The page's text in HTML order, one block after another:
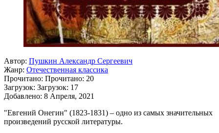
Автор: Пушкин Александр Сергеевич
Жанр: Отечественная классика
Прочитано: Прочитано: 20
Загрузок: Загрузок: 17
Добавлено: 8 Апреля, 2021
"Евгений Онегин" (1823-1831) – одно из самых значительных
произведений русской литературы.